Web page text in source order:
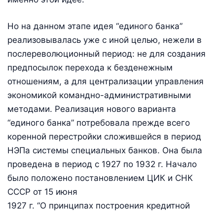
Но на данном этапе идея “единого банка”
реализовывалась уже с иной целью, нежели в
послереволюционный период: не для создания
предпосылок перехода к безденежным
отношениям, а для централизации управления
экономикой командно-административными
методами. Реализация нового варианта
“единого банка” потребовала прежде всего
коренной перестройки сложившейся в период
НЭПа системы специальных банков. Она была
проведена в период с 1927 по 1932 г. Начало
было положено постановлением ЦИК и СНК
СССР от 15 июня
1927 г. “О принципах построения кредитной